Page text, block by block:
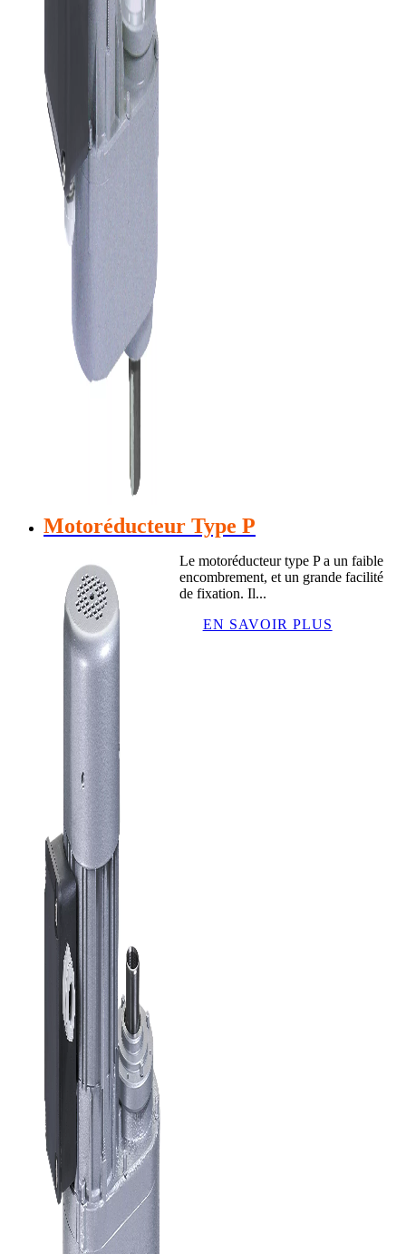
Motoréducteur Type P
Le motoréducteur type P a un faible
encombrement, et un grande facilité
de fixation. Il...
EN SAVOIR PLUS